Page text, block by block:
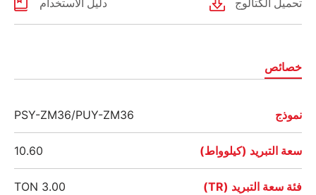
تحميل الكتالوج دليل الاستخدام
خصائص
نموذج PSY-ZM36/PUY-ZM36
سعة التبريد (كيلوواط) 10.60
فئة سعة التبريد (TR) 3.00 TON